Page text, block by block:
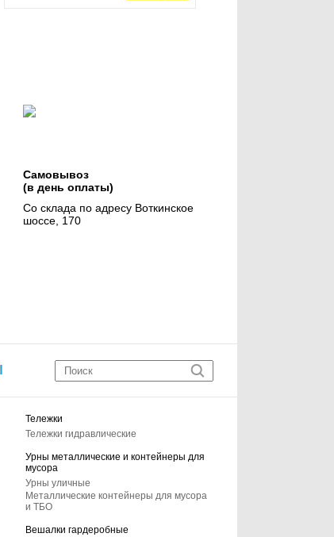
Самовывоз
(в день оплаты)
Со склада по адресу Воткинское
шоссе, 170
Тележки
Тележки гидравлические
Урны металлические и контейнеры для
мусора
Урны уличные
Металлические контейнеры для мусора
и ТБО
Вешалки гардеробные